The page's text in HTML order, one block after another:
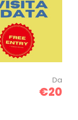
Da
€20